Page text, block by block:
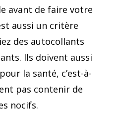
avant de faire votre
aussi un critère
des autocollants
Ils doivent aussi
la santé, c’est-à-
pas contenir de
nocifs.